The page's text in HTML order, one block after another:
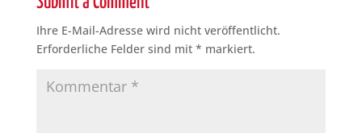
Ihre E-Mail-Adresse wird nicht veröffentlicht.
Erforderliche Felder sind mit * markiert.